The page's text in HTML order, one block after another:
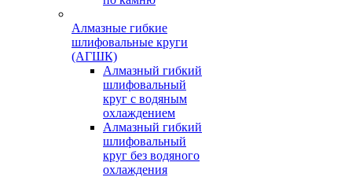
Алмазные гибкие
шлифовальные круги
(АГШК)
Алмазный гибкий
шлифовальный
круг с водяным
охлаждением
Алмазный гибкий
шлифовальный
круг без водяного
охлаждения